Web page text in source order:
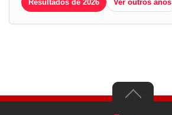
Resultados de 2026 Ver outros anos